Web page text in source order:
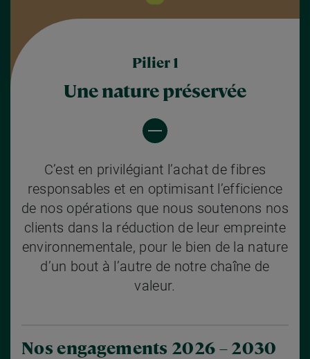
Pilier 1
Une nature préservée
C’est en privilégiant l’achat de fibres
responsables et en optimisant l’efficience
de nos opérations que nous soutenons nos
clients dans la réduction de leur empreinte
environnementale, pour le bien de la nature
d’un bout à l’autre de notre chaîne de
valeur.
Nos engagements 2026 – 2030